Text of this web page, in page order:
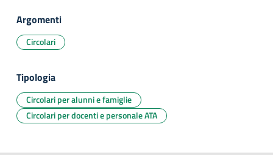
Argomenti
Circolari
Tipologia
Circolari per alunni e famiglie
Circolari per docenti e personale ATA